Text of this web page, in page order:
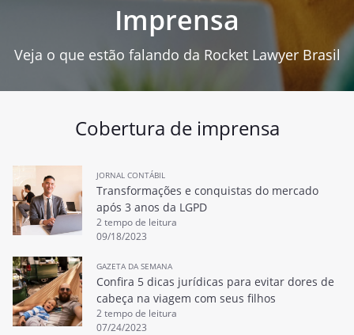
Imprensa
Veja o que estão falando da Rocket Lawyer Brasil
Cobertura de imprensa
JORNAL CONTÁBIL
Transformações e conquistas do mercado
após 3 anos da LGPD
2 tempo de leitura
09/18/2023
GAZETA DA SEMANA
Confira 5 dicas jurídicas para evitar dores de
cabeça na viagem com seus filhos
2 tempo de leitura
07/24/2023